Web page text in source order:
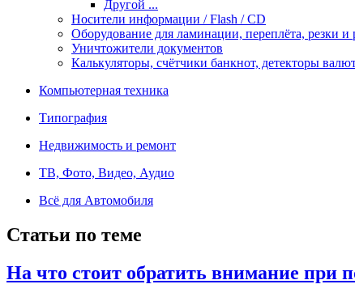
Другой ...
Носители информации / Flash / CD
Оборудование для ламинации, переплёта, резки и
Уничтожители документов
Калькуляторы, счётчики банкнот, детекторы
Компьютерная техника
Типография
Недвижимость и ремонт
ТВ, Фото, Видео, Аудио
Всё для Автомобиля
Статьи по теме
На что стоит обратить внимание при